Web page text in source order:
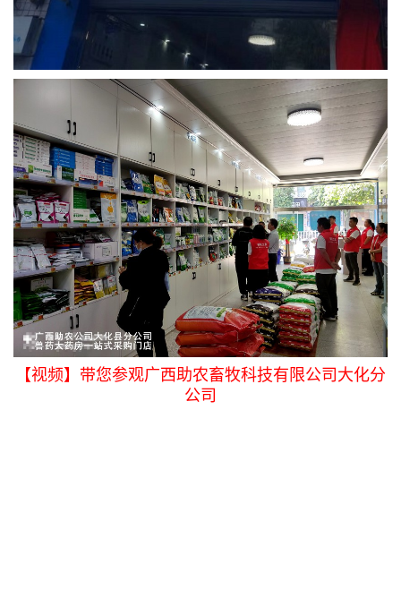
【视频】带您参观广西助农畜牧科技有限公司大化分
公司